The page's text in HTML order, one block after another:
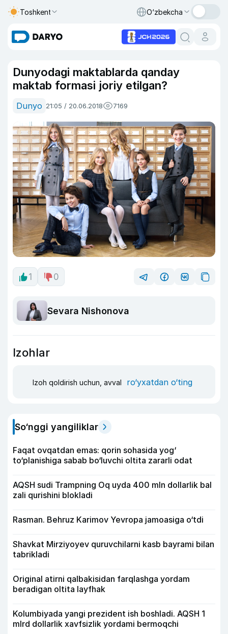
Toshkent O‘zbekcha
Dunyodagi maktablarda qanday
maktab formasi joriy etilgan?
Dunyo 21:05 / 20.06.2018 7169
1 0
Sevara Nishonova
Izohlar
Izoh qoldirish uchun, avval ro‘yxatdan o‘ting
So‘nggi yangiliklar
Faqat ovqatdan emas: qorin sohasida yog‘
to‘planishiga sabab bo‘luvchi oltita zararli odat
AQSH sudi Trampning Oq uyda 400 mln dollarlik bal
zali qurishini blokladi
Rasman. Behruz Karimov Yevropa jamoasiga o‘tdi
Shavkat Mirziyoyev quruvchilarni kasb bayrami bilan
tabrikladi
Original atirni qalbakisidan farqlashga yordam
beradigan oltita layfhak
Kolumbiyada yangi prezident ish boshladi. AQSH 1
mlrd dollarlik xavfsizlik yordami bermoqchi